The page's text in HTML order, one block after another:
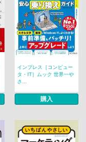
インプレス［コンピュー
タ・IT］ムック 世界一や
さ...
購入